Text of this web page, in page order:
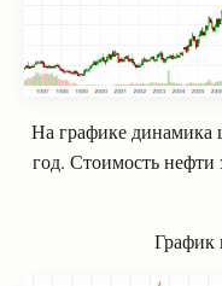
На графике динамика
год. Стоимость нефти
График